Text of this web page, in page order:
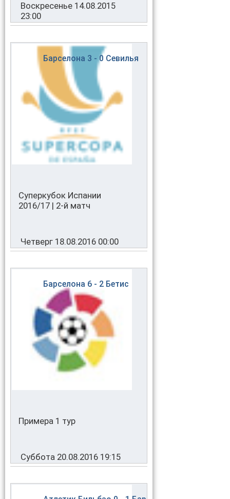
Воскресенье 14.08.2015
23:00
Суперкубок Испании
2016/17 | 2-й матч
Четверг 18.08.2016 00:00
Барселона 3 - 0 Севилья
Примера 1 тур
Суббота 20.08.2016 19:15
Барселона 6 - 2 Бетис